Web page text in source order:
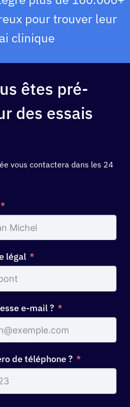
pour trouver leur
clinique
êtes pré-
des essais
vous contactera dans les 24
légal
e-mail ?
de téléphone ?